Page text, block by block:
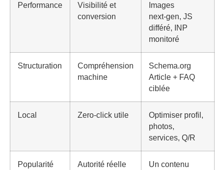
Performance
Visibilité et
conversion
Images
next‑gen, JS
différé, INP
monitoré
Structuration
Compréhension
machine
Schema.org
Article + FAQ
ciblée
Local Zero‑click utile
Optimiser profil,
photos,
services, Q/R
Popularité Autorité réelle
Un contenu